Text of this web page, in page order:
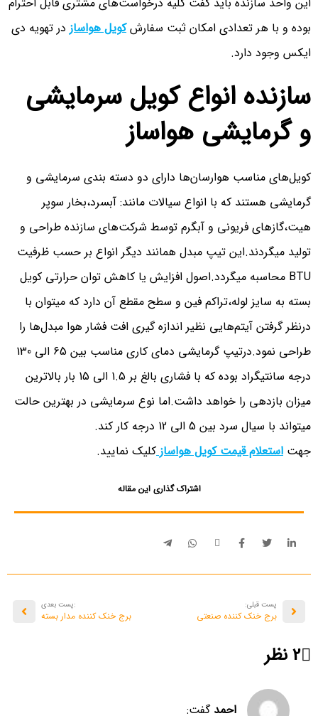
بوده و با هر تعدادی امکان ثبت سفارشکویل هواسازدر تهویه دی
ایکس وجود دارد.
سازنده انواع کویل سرمایشی
و گرمایشی هواساز
کویل‌های مناسب هوارسان‌ها دارای دو دسته بندی سرمایشی و
گرمایشی هستند که با انواع سیالات مانند: آبسرد،بخار سوپر
هیت،گازهای فریونی و آبگرم توسط شرکت‌های سازنده طراحی و
تولید میگردند.این تیپ مبدل همانند دیگر انواع بر حسب ظرفیت
BTU محاسبه میگردد.اصول افزایش یا کاهش توان حرارتی کویل
بسته به سایز لوله،تراکم فین و سطح مقطع آن دارد که میتوان با
درنظر گرفتن آیتم‌هایی نظیر اندازه گیری افت فشار هوا مبدل‌ها را
طراحی نمود.درتیپ گرمایشی دمای کاری مناسب بین 65 الی 130
درجه سانتیگراد بوده که با فشاری بالغ بر 1.5 الی 15 بار بالاترین
میزان بازدهی را خواهد داشت.اما نوع سرمایشی در بهترین حالت
میتواند با سیال سرد بین 5 الی 12 درجه کار کند.
جهت استعلام قیمت کویل هواسازکلیک نمایید.
اشتراک گذاری این مقاله
پست قبلی:
برج خنک کننده صنعتی
:پست بعدی
برج خنک کننده مدار بسته
2 نظر
احمد گفت: